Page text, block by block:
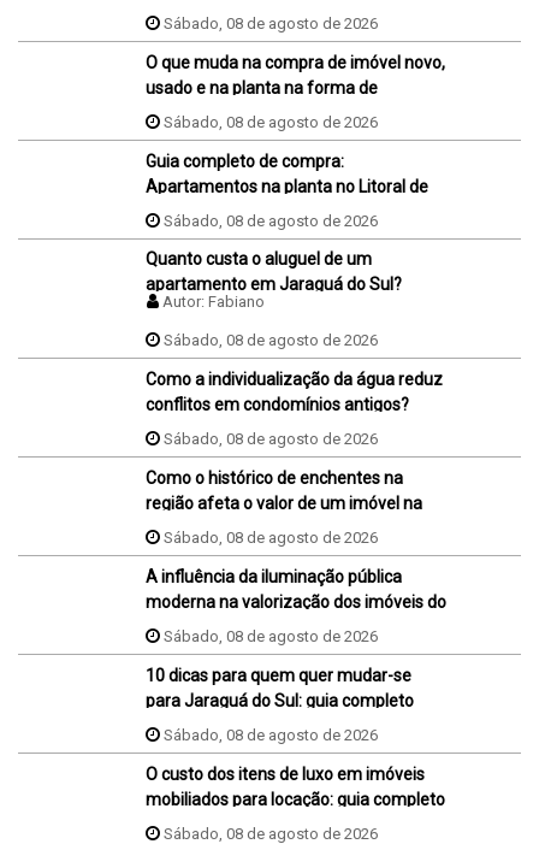
financiamento, ele perde o sinal dados
na proposta?
Sábado, 08 de agosto de 2026
O que muda na compra de imóvel novo,
usado e na planta na forma de
pagamento?
Sábado, 08 de agosto de 2026
Guia completo de compra:
Apartamentos na planta no Litoral de
SCSábado, 08 de agosto de 2026
Quanto custa o aluguel de um
apartamento em Jaraguá do Sul?
Autor: Fabiano
Sábado, 08 de agosto de 2026
Como a individualização da água reduz
conflitos em condomínios antigos?
Sábado, 08 de agosto de 2026
Como o histórico de enchentes na
região afeta o valor de um imóvel na
hora da venda ou da compra?
Sábado, 08 de agosto de 2026
A influência da iluminação pública
moderna na valorização dos imóveis do
bairroSábado, 08 de agosto de 2026
10 dicas para quem quer mudar-se
para Jaraguá do Sul: guia completo
Sábado, 08 de agosto de 2026
O custo dos itens de luxo em imóveis
mobiliados para locação: guia completo
Sábado, 08 de agosto de 2026